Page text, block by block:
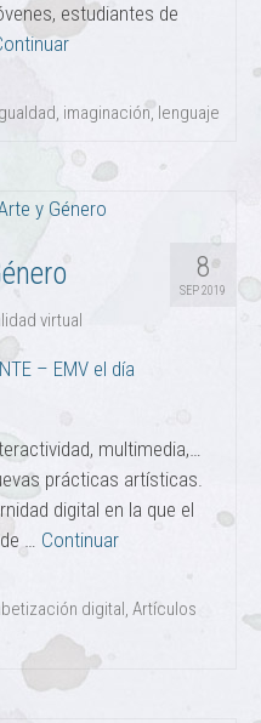
estudiantes de
, imaginación, lenguaje
8
SEP 2019
virtual
– EMV el día
multimedia,…
prácticas artísticas.
digital en la que el
… Continuar
digital Artículos